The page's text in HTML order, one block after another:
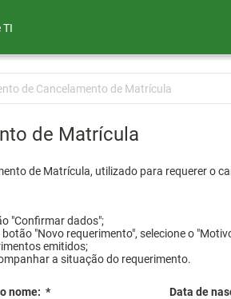
TI
de Cancelamento de Matrícula
de Matrícula
de Matrícula, utilizado para requerer o
"Confirmar dados";
"Novo requerimento", selecione o
emitidos;
a situação do requerimento.
nome: * Data de